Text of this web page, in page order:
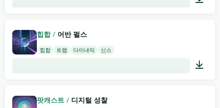
힙합 / 어반 펄스
힙합 트랩 다이내믹 신스
팟캐스트 / 디지털 성찰